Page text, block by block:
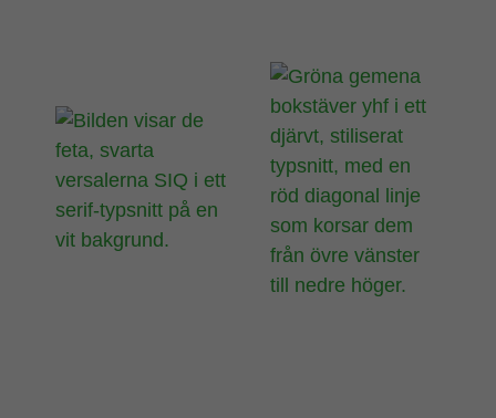
Marknadsföring
Genom att dela
med dig av dina
intressen och ditt
beteende när du
surfar ökar du
chansen att få se
personligt